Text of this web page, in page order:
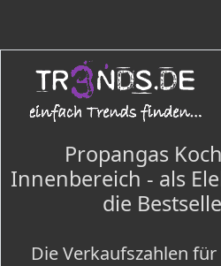
Propangas
Innenbereich - als
die
Die Verkaufszahlen